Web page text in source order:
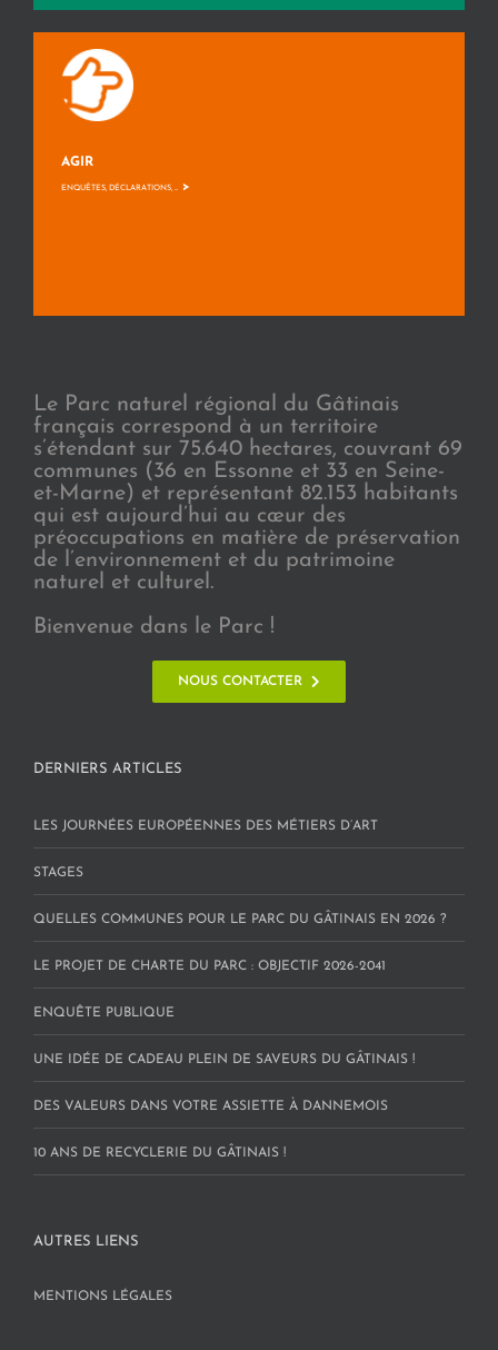
AGIR
ENQUÊTES, DÉCLARATIONS, ... >
Le Parc naturel régional du Gâtinais
français correspond à un territoire
s’étendant sur 75.640 hectares, couvrant 69
communes (36 en Essonne et 33 en Seine-
et-Marne) et représentant 82.153 habitants
qui est aujourd’hui au cœur des
préoccupations en matière de préservation
de l’environnement et du patrimoine
naturel et culturel.
Bienvenue dans le Parc !
NOUS CONTACTER
DERNIERS ARTICLES
LES JOURNÉES EUROPÉENNES DES MÉTIERS D’ART
STAGES
QUELLES COMMUNES POUR LE PARC DU GÂTINAIS EN 2026 ?
LE PROJET DE CHARTE DU PARC : OBJECTIF 2026-2041
ENQUÊTE PUBLIQUE
UNE IDÉE DE CADEAU PLEIN DE SAVEURS DU GÂTINAIS !
DES VALEURS DANS VOTRE ASSIETTE À DANNEMOIS
10 ANS DE RECYCLERIE DU GÂTINAIS !
AUTRES LIENS
MENTIONS LÉGALES